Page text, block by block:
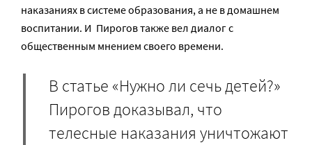
наказаниях в системе образования, а не в домашнем
воспитании. И Пирогов также вел диалог с
общественным мнением своего времени.
В статье «Нужно ли сечь детей?»
Пирогов доказывал, что
телесные наказания уничтожают